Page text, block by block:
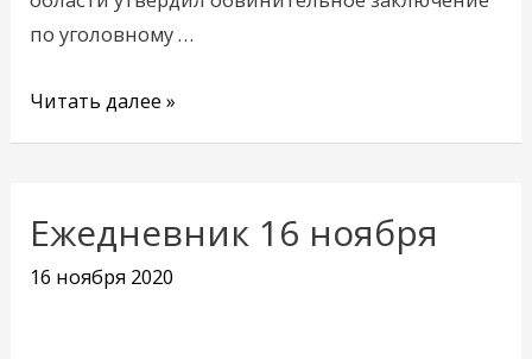
по уголовному …
Читать далее »
Ежедневник 16 ноября
16 ноября 2020
Ежедневник